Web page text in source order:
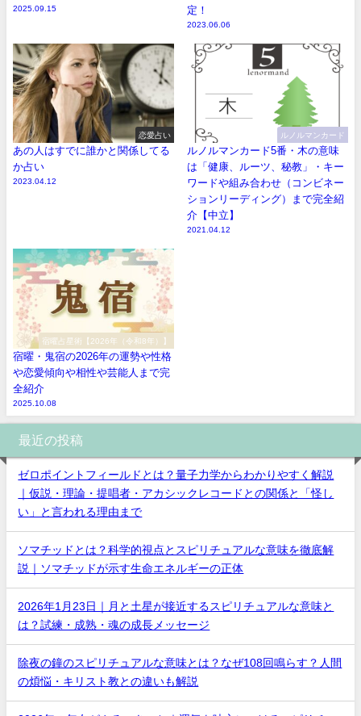
2025.09.15
定！
2023.06.06
恋愛占い
あの人はすでに誰かと関係してる
か占い
2023.04.12
ルノルマンカード
ルノルマンカード5番・木の意味
は「健康、ルーツ、秘教」・キー
ワードや組み合わせ（コンビネー
ションリーディング）まで完全紹
介【中立】
2021.04.12
宿曜占星術【2026年（令和8年）】
宿曜・鬼宿の2026年の運勢や性格
や恋愛傾向や相性や芸能人まで完
全紹介
2025.10.08
最近の投稿
ゼロポイントフィールドとは？量子力学からわかりやすく解説
｜仮説・理論・提唱者・アカシックレコードとの関係と「怪し
い」と言われる理由まで
ソマチッドとは？科学的視点とスピリチュアルな意味を徹底解
説｜ソマチッドが示す生命エネルギーの正体
2026年1月23日｜月と土星が接近するスピリチュアルな意味と
は？試練・成熟・魂の成長メッセージ
除夜の鐘のスピリチュアルな意味とは？なぜ108回鳴らす？人間
の煩悩・キリスト教との違いも解説